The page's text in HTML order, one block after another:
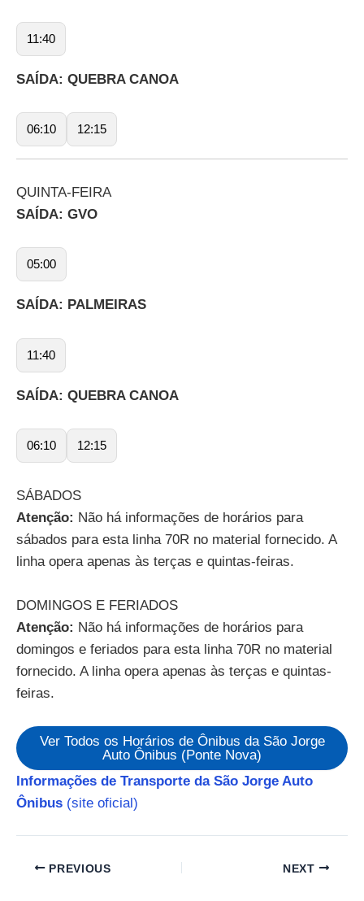
11:40
SAÍDA: QUEBRA CANOA
06:10 12:15
QUINTA-FEIRA
SAÍDA: GVO
05:00
SAÍDA: PALMEIRAS
11:40
SAÍDA: QUEBRA CANOA
06:10 12:15
SÁBADOS
Atenção: Não há informações de horários para
sábados para esta linha 70R no material fornecido. A
linha opera apenas às terças e quintas-feiras.
DOMINGOS E FERIADOS
Atenção: Não há informações de horários para
domingos e feriados para esta linha 70R no material
fornecido. A linha opera apenas às terças e quintas-
feiras.
Ver Todos os Horários de Ônibus da São Jorge
Auto Ônibus (Ponte Nova)
Informações de Transporte da São Jorge Auto
Ônibus (site oficial)
PREVIOUS NEXT